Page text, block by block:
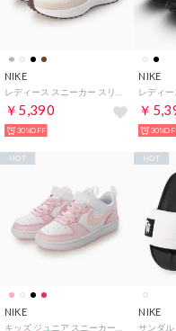
NIKE
￥5,390
30%OFF
NIKE
￥
NIKE
HOT
NIKE
HOT